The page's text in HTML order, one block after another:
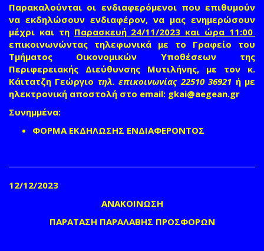
Παρακαλούνται οι ενδιαφερόμενοι που επιθυμούν
να εκδηλώσουν ενδιαφέρον, να μας ενημερώσουν
μέχρι και τη Παρασκευή 24/11/2023 και ώρα 11:00
επικοινωνώντας τηλεφωνικά με το Γραφείο του
Τμήματος Οικονομικών Υποθέσεων της
Περιφερειακής Διεύθυνσης Μυτιλήνης, με τον κ.
Κάιτατζη Γεώργιο τηλ. επικοινωνίας 22510 36921 ή με
ηλεκτρονική αποστολή στο email: gkai@aegean.gr
Συνημμένα:
ΦΟΡΜΑ ΕΚΔΗΛΩΣΗΣ ΕΝΔΙΑΦΕΡΟΝΤΟΣ
12/12/2023
ΑΝΑΚΟΙΝΩΣΗ
ΠΑΡΑΤΑΣΗ ΠΑΡΑΛΑΒΗΣ ΠΡΟΣΦΟΡΩΝ